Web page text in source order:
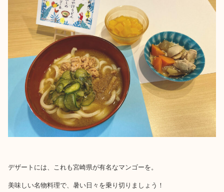
デザートには、これも宮崎県が有名なマンゴーを。
美味しい名物料理で、暑い日々を乗り切りましょう！